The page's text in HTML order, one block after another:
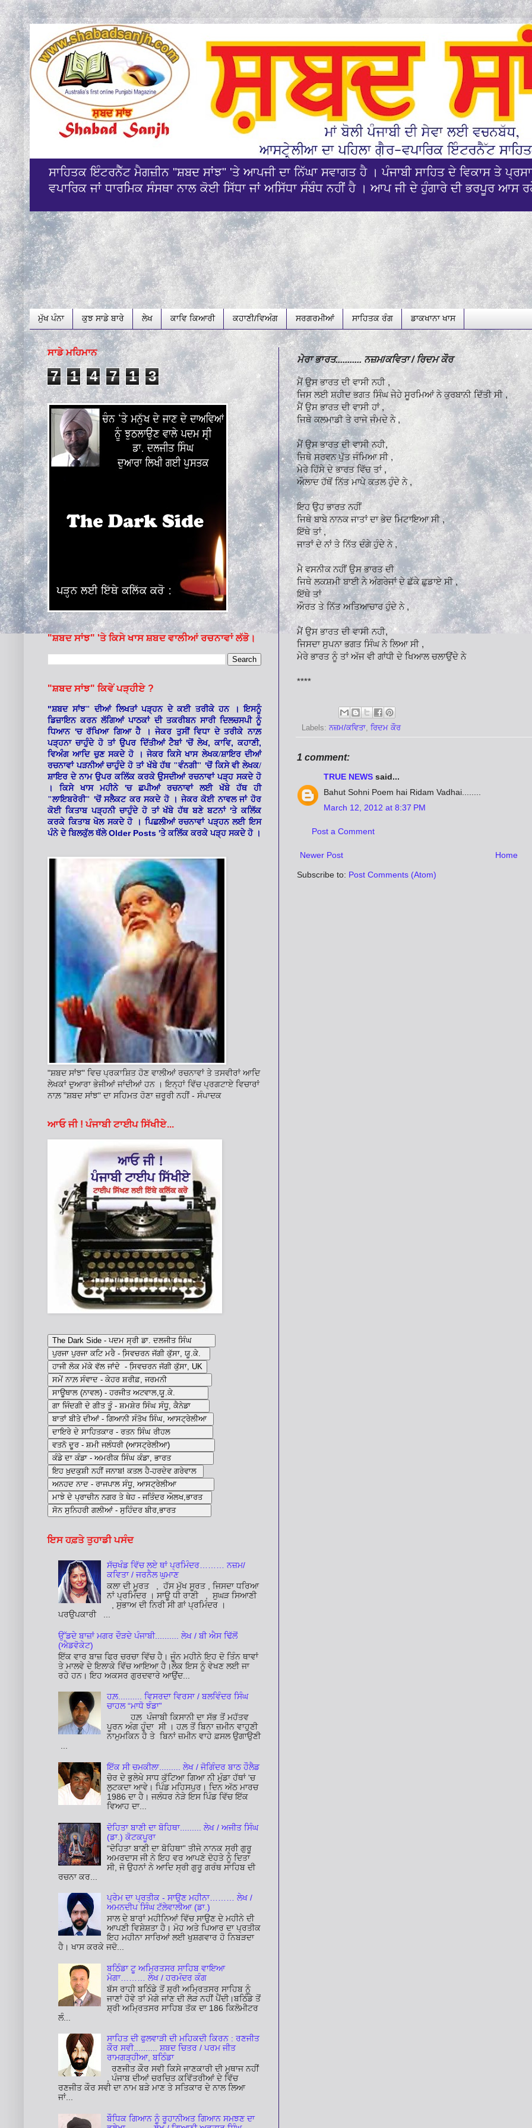
ਸਾਹਿਤਕ ਇੰਟਰਨੈੱਟ ਮੈਗਜ਼ੀਨ "ਸ਼ਬਦ ਸਾਂਝ" 'ਤੇ ਆਪਜੀ ਦਾ ਨਿੱਘਾ ਸਵਾਗਤ ਹੈ । ਪੰਜਾਬੀ ਸਾਹਿਤ ਦੇ ਵਿਕਾਸ ਤੇ
ਵਪਾਰਿਕ ਜਾਂ ਧਾਰਮਿਕ ਸੰਸਥਾ ਨਾਲ ਕੋਈ ਸਿੱਧਾ ਜਾਂ ਅਸਿੱਧਾ ਸੰਬੰਧ ਨਹੀਂ ਹੈ । ਆਪ ਜੀ ਦੇ ਹੁੰਗਾਰੇ ਦੀ ਭਰਪੂਰ ਆਸ
ਮੁੱਖ ਪੰਨਾ ਕੁਝ ਸਾਡੇ ਬਾਰੇ ਲੇਖ ਕਾਵਿ ਕਿਆਰੀ ਕਹਾਣੀ/ਵਿਅੰਗ ਸਰਗਰਮੀਆਂ ਸਾਹਿਤਕ ਰੰਗ ਡਾਕਖਾਨਾ ਖਾਸ
ਮੇਰਾ ਭਾਰਤ........... ਨਜ਼ਮ/ਕਵਿਤਾ / ਰਿਦਮ ਕੌਰ
ਮੈਂ ਉਸ ਭਾਰਤ ਦੀ ਵਾਸੀ ਨਹੀ ,
ਜਿਸ ਲਈ ਸ਼ਹੀਦ ਭਗਤ ਸਿੰਘ ਜੇਹੇ ਸੂਰਮਿਆਂ ਨੇ ਕੁਰਬਾਨੀ ਦਿੱਤੀ ਸੀ ,
ਮੈਂ ਉਸ ਭਾਰਤ ਦੀ ਵਾਸੀ ਹਾਂ ,
ਜਿਥੇ ਕਲਮਾਡੀ ਤੇ ਰਾਜੇ ਜੰਮਦੇ ਨੇ ,
ਮੈਂ ਉਸ ਭਾਰਤ ਦੀ ਵਾਸੀ ਨਹੀ,
ਜਿਥੇ ਸਰਵਨ ਪੁੱਤ ਜੰਮਿਆ ਸੀ ,
ਮੇਰੇ ਹਿੱਸੇ ਦੇ ਭਾਰਤ ਵਿੱਚ ਤਾਂ ,
ਔਲਾਦ ਹੱਥੋਂ ਨਿੱਤ ਮਾਪੇ ਕਤਲ ਹੁੰਦੇ ਨੇ ,
ਇਹ ਉਹ ਭਾਰਤ ਨਹੀਂ
ਜਿਥੇ ਬਾਬੇ ਨਾਨਕ ਜਾਤਾਂ ਦਾ ਭੇਦ ਮਿਟਾਇਆ ਸੀ ,
ਇੱਥੇ ਤਾਂ ,
ਜਾਤਾਂ ਦੇ ਨਾਂ ਤੇ ਨਿੱਤ ਦੰਗੇ ਹੁੰਦੇ ਨੇ ,
ਮੈ ਵਸਨੀਕ ਨਹੀਂ ਉਸ ਭਾਰਤ ਦੀ
ਜਿਥੇ ਲਕਸ਼ਮੀ ਬਾਈ ਨੇ ਅੰਗਰੇਜਾਂ ਦੇ ਛੱਕੇ ਛੁਡਾਏ ਸੀ ,
ਇੱਥੇ ਤਾਂ
ਔਰਤ ਤੇ ਨਿੱਤ ਅਤਿਆਚਾਰ ਹੁੰਦੇ ਨੇ ,
ਮੈਂ ਉਸ ਭਾਰਤ ਦੀ ਵਾਸੀ ਨਹੀ,
ਜਿਸਦਾ ਸੁਪਨਾ ਭਗਤ ਸਿੰਘ ਨੇ ਲਿਆ ਸੀ ,
ਮੇਰੇ ਭਾਰਤ ਨੂੰ ਤਾਂ ਅੱਜ ਵੀ ਗਾਂਧੀ ਦੇ ਖਿਆਲ ਚਲਾਉਂਦੇ ਨੇ
****
Labels: ਨਜ਼ਮ/ਕਵਿਤਾ ਰਿਦਮ ਕੌਰ
1 comment:
TRUE NEWS said...
Bahut Sohni Poem hai Ridam Vadhai........
March 12, 2012 at 8:37 PM
Post a Comment
Newer Post Home
Subscribe to: Post Comments (Atom)
ਸਾਡੇ ਮਹਿਮਾਨ
7 1 4 7 1 3
"ਸ਼ਬਦ ਸਾਂਝ" 'ਤੇ ਕਿਸੇ ਖਾਸ ਸ਼ਬਦ ਵਾਲੀਆਂ ਰਚਨਾਵਾਂ ਲੱਭੋ।
"ਸ਼ਬਦ ਸਾਂਝ" ਕਿਵੇਂ ਪੜ੍ਹੀਏ ?
"ਸ਼ਬਦ ਸਾਂਝ" ਦੀਆਂ ਲਿਖਤਾਂ ਪੜ੍ਹਨ ਦੇ ਕਈ ਤਰੀਕੇ ਹਨ । ਇਸਨੂੰ
ਡਿਜ਼ਾਇਨ ਕਰਨ ਲੱਗਿਆਂ ਪਾਠਕਾਂ ਦੀ ਤਕਰੀਬਨ ਸਾਰੀ ਦਿਲਚਸਪੀ ਨੂੰ
ਧਿਆਨ 'ਚ ਰੱਖਿਆ ਗਿਆ ਹੈ । ਜੇਕਰ ਤੁਸੀਂ ਵਿਧਾ ਦੇ ਤਰੀਕੇ ਨਾਲ਼
ਪੜ੍ਹਨਾ ਚਾਹੁੰਦੇ ਹੋ ਤਾਂ ਉਪਰ ਦਿੱਤੀਆਂ ਟੈਬਾਂ'ਚੋਂ ਲੇਖ,ਕਾਵਿ,ਕਹਾਣੀ,
ਵਿਅੰਗ ਆਦਿ ਚੁਣ ਸਕਦੇ ਹੋ । ਜੇਕਰ ਕਿਸੇ ਖਾਸ ਲੇਖਕ/ਸ਼ਾਇਰ ਦੀਆਂ
ਰਚਨਾਵਾਂ ਪੜਨੀਆਂ ਚਾਹੁੰਦੇ ਹੋ ਤਾਂ ਖੱਬੇ ਹੱਥ "ਵੰਨਗੀ" 'ਚੋਂ ਕਿਸੇ ਵੀ ਲੇਖਕ/
ਸ਼ਾਇਰ ਦੇ ਨਾਮ ਉਪਰ ਕਲਿੱਕ ਕਰਕੇ ਉਸਦੀਆਂ ਰਚਨਾਵਾਂ ਪੜ੍ਹ ਸਕਦੇ ਹੋ
। ਕਿਸੇ ਖਾਸ ਮਹੀਨੇ 'ਚ ਛਪੀਆਂ ਰਚਨਾਵਾਂ ਲਈ ਖੱਬੇ ਹੱਥ ਹੀ
"ਲਾਇਬਰੇਰੀ" 'ਚੋਂ ਸਲੈਕਟ ਕਰ ਸਕਦੇ ਹੋ । ਜੇਕਰ ਕੋਈ ਨਾਵਲ ਜਾਂ ਹੋਰ
ਕੋਈ ਕਿਤਾਬ ਪੜ੍ਹਨੀ ਚਾਹੁੰਦੇ ਹੋ ਤਾਂ ਖੱਬੇ ਹੱਥ ਬਣੇ ਬਟਨਾਂ'ਤੇ ਕਲਿੱਕ
ਕਰਕੇ ਕਿਤਾਬ ਖੋਲ ਸਕਦੇ ਹੋ । ਪਿਛਲੀਆਂ ਰਚਨਾਵਾਂ ਪੜ੍ਹਨ ਲਈ ਇਸ
ਪੰਨੇ ਦੇ ਬਿਲਕੁੱਲ ਥੱਲੇOlder Posts 'ਤੇ ਕਲਿੱਕ ਕਰਕੇ ਪੜ੍ਹ ਸਕਦੇ ਹੋ ।
"ਸ਼ਬਦ ਸਾਂਝ" ਵਿਚ ਪ੍ਰਕਾਸ਼ਿਤ ਹੋਣ ਵਾਲੀਆਂ ਰਚਨਾਵਾਂ ਤੇ ਤਸਵੀਰਾਂ ਆਦਿ
ਲੇਖਕਾਂ ਦੁਆਰਾ ਭੇਜੀਆਂ ਜਾਂਦੀਆਂ ਹਨ । ਇਨ੍ਹਾਂ ਵਿੱਚ ਪ੍ਰਗਟਾਏ ਵਿਚਾਰਾਂ
ਨਾਲ਼ "ਸ਼ਬਦ ਸਾਂਝ" ਦਾ ਸਹਿਮਤ ਹੋਣਾ ਜ਼ਰੂਰੀ ਨਹੀਂ - ਸੰਪਾਦਕ
ਆਓ ਜੀ ! ਪੰਜਾਬੀ ਟਾਈਪ ਸਿੱਖੀਏ...
ਇਸ ਹਫ਼ਤੇ ਤੁਹਾਡੀ ਪਸੰਦ
ਸੱਚਖੰਡ ਵਿੱਚ ਲਏ ਥਾਂ ਪ੍ਰਮਿੰਦਰ……… ਨਜ਼ਮ/
ਕਵਿਤਾ / ਜਰਨੈਲ ਘੁਮਾਣ
ਕਲਾ ਦੀ ਮੂਰਤ , ਹੱਸ ਮੁੱਖ ਸੂਰਤ , ਜਿਸਦਾ ਧਰਿਆ
ਨਾਂ ਪ੍ਰਮਿੰਦਰ । ਸਾਊ ਧੀ ਰਾਣੀ , ਸੁਘੜ ਸਿਆਣੀ
, ਸੁਭਾਅ ਦੀ ਨਿਰੀ ਸੀ ਗਾਂ ਪ੍ਰਮਿੰਦਰ ।
ਪਰਉਪਕਾਰੀ ...
ਉੱਡਦੇ ਬਾਜ਼ਾਂ ਮਗਰ ਦੌੜਦੇ ਪੰਜਾਬੀ.......... ਲੇਖ / ਬੀ ਐਸ ਢਿੱਲੋਂ
(ਐਡਵੋਕੇਟ)
ਇੱਕ ਵਾਰ ਬਾਜ਼ ਫਿਰ ਚਰਚਾ ਵਿੱਚ ਹੈ। ਜੂੰਨ ਮਹੀਨੇ ਇਹ ਦੋ ਤਿੰਨ ਥਾਵਾਂ
ਤੇ ਮਾਲਵੇ ਦੇ ਇਲਾਕੇ ਵਿੱਚ ਆਇਆ ਹੈ।ਲੋਕ ਇਸ ਨੂੰ ਵੇਖਣ ਲਈ ਜਾ
ਰਹੇ ਹਨ। ਇਹ ਅਕਸਰ ਗੁਰਦਵਾਰੇ ਆਉਂਦ...
ਹਲ਼.......... ਵਿਸਰਦਾ ਵਿਰਸਾ / ਬਲਵਿੰਦਰ ਸਿੰਘ
ਚਾਹਲ “ਮਾਧੋ ਝੰਡਾ”
ਹਲ਼ ਪੰਜਾਬੀ ਕਿਸਾਨੀ ਦਾ ਸੱਭ ਤੋਂ ਮਹੱਤਵ
ਪੂਰਨ ਅੰਗ ਹੁੰਦਾ ਸੀ । ਹਲ਼ ਤੋਂ ਬਿਨਾ ਜ਼ਮੀਨ ਵਾਹੁਣੀ
ਨਾਮੁਮਕਿਨ ਹੈ ਤੇ ਬਿਨਾਂ ਜ਼ਮੀਨ ਵਾਹੇ ਫ਼ਸਲ ਉਗਾਉਣੀ
ਇੱਕ ਸੀ ਚਮਕੀਲਾ......... ਲੇਖ / ਜੋਗਿੰਦਰ ਬਾਠ ਹੌਲੈਡ
ਚੋਰ ਦੇ ਭੁਲੇਖੇ ਸਾਧ ਕੁੱਟਿਆ ਗਿਆ ਨੀ ਮੁੰਡਾ ਹੱਥਾਂ 'ਚ
ਲੁਟਕਦਾ ਆਵੇ। ਪਿੰਡ ਮਹਿਸਪੁਰ। ਦਿਨ ਅੱਠ ਮਾਰਚ
1986 ਦਾ ਹੈ। ਜਲੰਧਰ ਨੇੜੇ ਇਸ ਪਿੰਡ ਵਿੱਚ ਇੱਕ
ਵਿਆਹ ਦਾ...
ਦੋਹਿਤਾ ਬਾਣੀ ਦਾ ਬੋਹਿਥਾ......... ਲੇਖ / ਅਜੀਤ ਸਿੰਘ
(ਡਾ.) ਕੋਟਕਪੂਰਾ
“ਦੋਹਿਤਾ ਬਾਣੀ ਦਾ ਬੋਹਿਥਾ” ਤੀਜੇ ਨਾਨਕ ਸ੍ਰੀ ਗੁਰੂ
ਅਮਰਦਾਸ ਜੀ ਨੇ ਇਹ ਵਰ ਆਪਣੇ ਦੋਹਤੇ ਨੂੰ ਦਿਤਾ
ਸੀ, ਜੋ ਉਹਨਾਂ ਨੇ ਆਦਿ ਸ੍ਰੀ ਗੁਰੂ ਗਰੰਥ ਸਾਹਿਬ ਦੀ
ਰਚਨਾ ਕਰ...
ਪ੍ਰੇਮ ਦਾ ਪ੍ਰਤੀਕ - ਸਾਉਣ ਮਹੀਨਾ……… ਲੇਖ /
ਅਮਨਦੀਪ ਸਿੰਘ ਟੱਲੇਵਾਲੀਆ (ਡਾ.)
ਸਾਲ ਦੇ ਬਾਰਾਂ ਮਹੀਨਿਆਂ ਵਿੱਚ ਸਾਉਣ ਦੇ ਮਹੀਨੇ ਦੀ
ਆਪਣੀ ਵਿਸ਼ੇਸ਼ਤਾ ਹੈ। ਮੋਹ ਅਤੇ ਪਿਆਰ ਦਾ ਪ੍ਰਤੀਕ
ਇਹ ਮਹੀਨਾ ਸਾਰਿਆਂ ਲਈ ਖੁਸ਼ਗਵਾਰ ਹੋ ਨਿਬੜਦਾ
ਹੈ। ਖਾਸ ਕਰਕੇ ਜਦੋ...
ਬਠਿੰਡਾ ਟੂ ਅਮ੍ਰਿਤਸਰ ਸਾਹਿਬ ਵਾਇਆ
ਮੋਗਾ……… ਲੇਖ / ਹਰਮੰਦਰ ਕੰਗ
ਬੱਸ ਰਾਹੀ ਬਠਿੰਡੇ ਤੋਂ ਸ਼੍ਰੀ ਅਮ੍ਰਿਤਸਰ ਸਾਹਿਬ ਨੂੰ
ਜਾਣਾਂ ਹੋਵੇ ਤਾਂ ਮੋਗੇ ਜਾਂਣ ਦੀ ਲੋੜ ਨਹੀਂ ਪੈਂਦੀ।ਬਠਿੰਡੇ ਤੋਂ
ਸ਼੍ਰੀ ਅਮ੍ਰਿਤਸਰ ਸਾਹਿਬ ਤੱਕ ਦਾ 186 ਕਿਲੋਮੀਟਰ
ਲੰ...
ਸਾਹਿਤ ਦੀ ਫੁਲਵਾੜੀ ਦੀ ਮਹਿਕਦੀ ਕਿਰਨ : ਰਣਜੀਤ
ਕੌਰ ਸਵੀ.......... ਸ਼ਬਦ ਚਿਤਰ / ਪਰਮ ਜੀਤ
ਰਾਮਗੜ੍ਹੀਆ, ਬਠਿੰਡਾ
ਰਣਜੀਤ ਕੌਰ ਸਵੀ ਕਿਸੇ ਜਾਣਕਾਰੀ ਦੀ ਮੁਥਾਜ ਨਹੀਂ
, ਪੰਜਾਬ ਦੀਆਂ ਚਰਚਿਤ ਕਵਿੱਤਰੀਆਂ ਦੇ ਵਿੱਚ
ਰਣਜੀਤ ਕੌਰ ਸਵੀ ਦਾ ਨਾਮ ਬੜੇ ਮਾਣ ਤੇ ਸਤਿਕਾਰ ਦੇ ਨਾਲ ਲਿਆ
ਜਾਂ...
ਬੌਧਿਕ ਗਿਆਨ ਨੂੰ ਰੂਹਾਨੀਅਤ ਗਿਆਨ ਸਮਝਣ ਦਾ